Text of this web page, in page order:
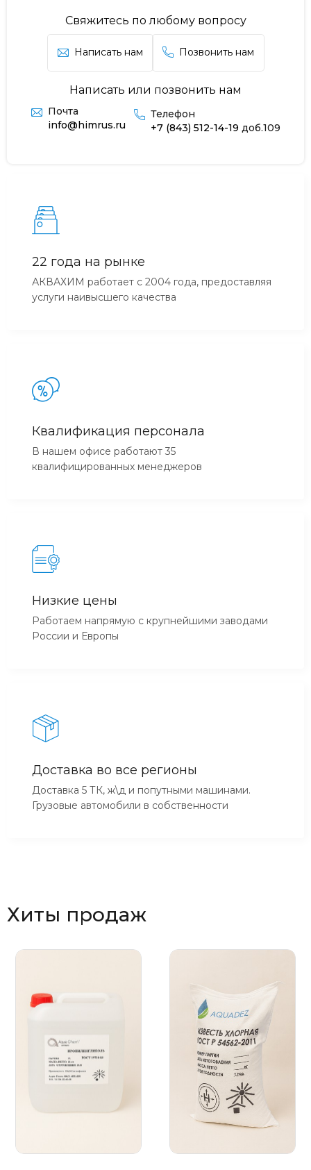
Свяжитесь по любому вопросу
Написать нам Позвонить нам
Написать или позвонить нам
Почта
info@himrus.ru
Телефон
+7 (843) 512-14-19 доб.109
22 года на рынке
АКВАХИМ работает с 2004 года, предоставляя
услуги наивысшего качества
Квалификация персонала
В нашем офисе работают 35
квалифицированных менеджеров
Низкие цены
Работаем напрямую с крупнейшими заводами
России и Европы
Доставка во все регионы
Доставка 5 ТК, ж\д и попутными машинами.
Грузовые автомобили в собственности
Хиты продаж